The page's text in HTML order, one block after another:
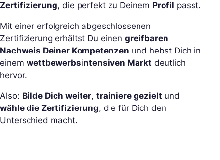
Zertifizierung, die perfekt zu Deinem Profil passt.
Mit einer erfolgreich abgeschlossenen
Zertifizierung erhältst Du einen greifbaren
Nachweis Deiner Kompetenzen und hebst Dich in
einem wettbewerbsintensiven Markt deutlich
hervor.
Also: Bilde Dich weiter, trainiere gezielt und
wähle die Zertifizierung, die für Dich den
Unterschied macht.